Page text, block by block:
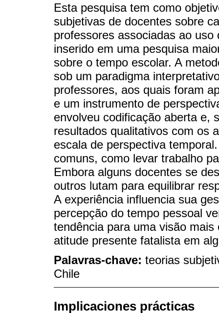
Esta pesquisa tem como
subjetivas de docentes sobre
professores associadas ao
inserido em uma pesquisa
sobre o tempo escolar. A
sob um paradigma
professores, aos quais foram
e um instrumento de
envolveu codificação aberta e,
resultados qualitativos com os
escala de perspectiva
comuns, como levar trabalho
Embora alguns docentes se
outros lutam para equilibrar
A experiência influencia sua
percepção do tempo pessoal
tendência para uma visão
atitude presente fatalista em
Palavras-chave: teorias
Chile
Implicaciones prácticas